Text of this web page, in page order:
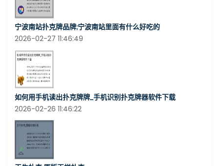
宁波南站扑克牌品牌;宁波南站里面有什么好吃的
2026-02-27 11:46:49
如何用手机读出扑克牌牌_手机识别扑克牌器软件下载
2026-02-26 11:46:22